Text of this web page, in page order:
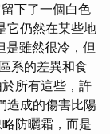
下了一個白色
它仍然在某些地
是雖然很冷，但
系的差異和食
於所有這些，許
造成的傷害比陽
防曬霜，而是